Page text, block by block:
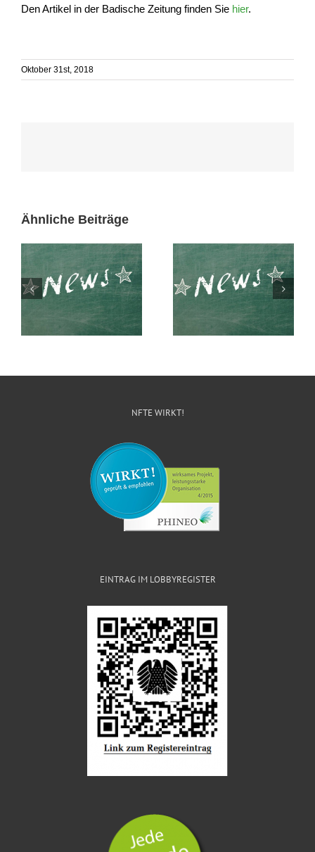
Den Artikel in der Badische Zeitung finden Sie hier.
Oktober 31st, 2018
Ähnliche Beiträge
Entrepreneure an
Schulen ausbilden,
geht das wirklich?
Klare Haltung gegen
Rechtsextremismus
NFTE WIRKT!
EINTRAG IM LOBBYREGISTER